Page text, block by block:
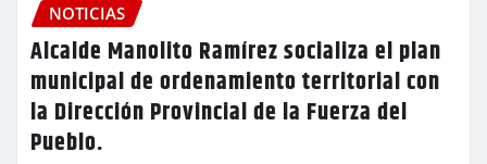
NOTICIAS
Alcalde Manolito Ramírez socializa el plan
municipal de ordenamiento territorial con
la Dirección Provincial de la Fuerza del
Pueblo.